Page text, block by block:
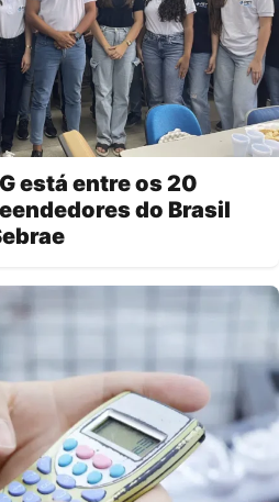
está entre os 20
do Brasil